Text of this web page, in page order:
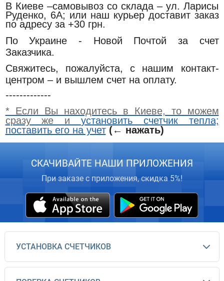
В Киеве –самовывоз со склада – ул. Ларисы
Руденко, 6А; или наш курьер доставит заказ
по адресу за +30 грн.
По Украине - Новой Почтой за счет
Заказчика.
Свяжитесь, пожалуйста, с нашим контакт-
центром – и вышлем счет на оплату.
-------------
* Если Вы находитесь в Киеве, то можем
сразу же и установить счетчик тепла;
поставить его на учет (← нажать)
СКАЧИВАЙТЕ НАШИ ПРИЛОЖЕНИЯ
При заказе с приложения, скидка 5%!
УСТАНОВКА СЧЕТЧИКОВ